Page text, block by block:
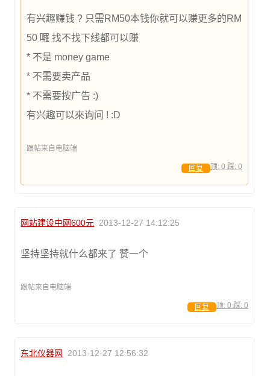
有兴趣赚钱 ? 只需RM50本钱你就可以赚更多的RM
50 囉 找不找下线都可以赚
* 不是 money game
* 不需要卖产品
* 不需要按广告 :)
有兴趣可以來询问 ! :D
跟帖来自电脑端
顶: 0 踩: 0
回复
网站建设中网600元 2013-12-27 14:12:25
坚持坚持就什么都来了 赞一个
跟帖来自电脑端
顶: 0 踩: 0
回复
东北仪器网 2013-12-27 12:56:32